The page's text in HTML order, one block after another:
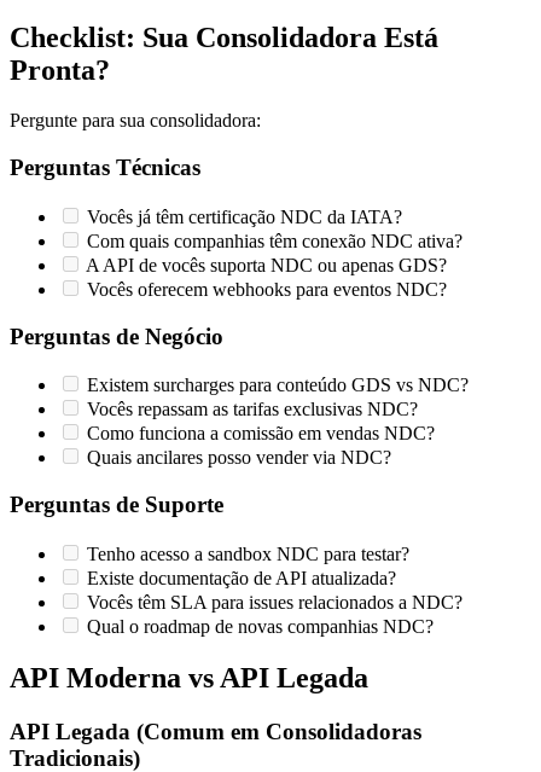
Checklist: Sua Consolidadora Está
Pronta?
Pergunte para sua consolidadora:
Perguntas Técnicas
Vocês já têm certificação NDC da IATA?
Com quais companhias têm conexão NDC ativa?
A API de vocês suporta NDC ou apenas GDS?
Vocês oferecem webhooks para eventos NDC?
Perguntas de Negócio
Existem surcharges para conteúdo GDS vs NDC?
Vocês repassam as tarifas exclusivas NDC?
Como funciona a comissão em vendas NDC?
Quais ancilares posso vender via NDC?
Perguntas de Suporte
Tenho acesso a sandbox NDC para testar?
Existe documentação de API atualizada?
Vocês têm SLA para issues relacionados a NDC?
Qual o roadmap de novas companhias NDC?
API Moderna vs API Legada
API Legada (Comum em Consolidadoras
Tradicionais)